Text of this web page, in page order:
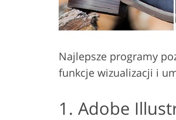
Najlepsze programy
funkcje wizualizacji i
1. Adobe